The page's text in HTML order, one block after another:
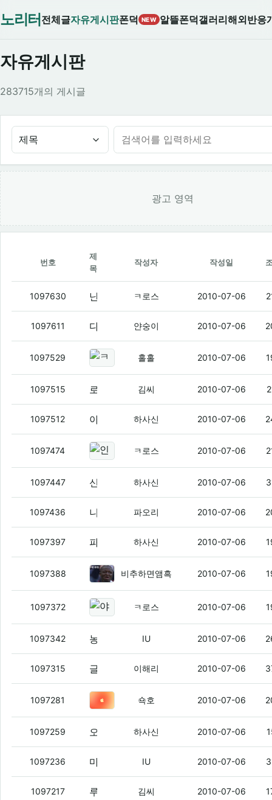
노리터 전체글자유게시판폰덕 NEW 알뜰폰덕갤러리해외반응
자유게시판
283715개의 게시글
제목
광고 영역
번호
제
목
작성자 작성일
1097630 (5)
ㅋ로스 2010-07-06
1097611 얀숭이 2010-07-06
1097529 ㅋ로스(3)
홀홀 2010-07-06
1097515 김씨 2010-07-06
1097512 (14)
하사신 2010-07-06
1097474 인제 통장에 150만원도 안 남은걸
ㅋ로스 2010-07-06
1097447 하사신 2010-07-06
1097436 (4)
파오리 2010-07-06
1097397 (6)
하사신 2010-07-06
1097388 야이 나븐새기드랑(2)
비추하면앰흑 2010-07-06
1097372 야이늬드랑 아이팟 터치 뚜껑이없
ㅋ로스 2010-07-06
1097342 (4)
IU 2010-07-06
1097315 (7)
이해리 2010-07-06
1097281 날도 선선하니 갠춘하네 ㅋ(5)
쇽호 2010-07-06
1097259 (6)
하사신 2010-07-06
1097236 (2)
IU 2010-07-06
1097217 김씨 2010-07-06